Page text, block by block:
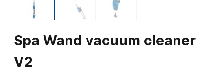
Spa Wand vacuum cleaner
V2